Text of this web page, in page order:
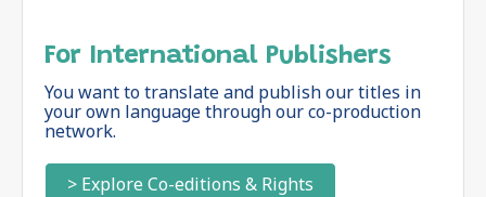
For International Publishers
You want to translate and publish our titles in
your own language through our co-production
network.
> Explore Co-editions & Rights